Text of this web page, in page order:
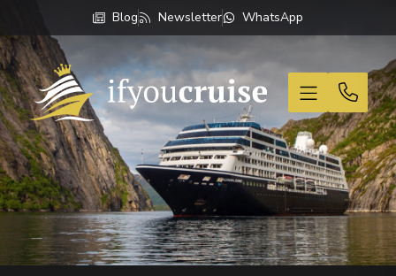
Blog Newsletter WhatsApp
If You Cruise